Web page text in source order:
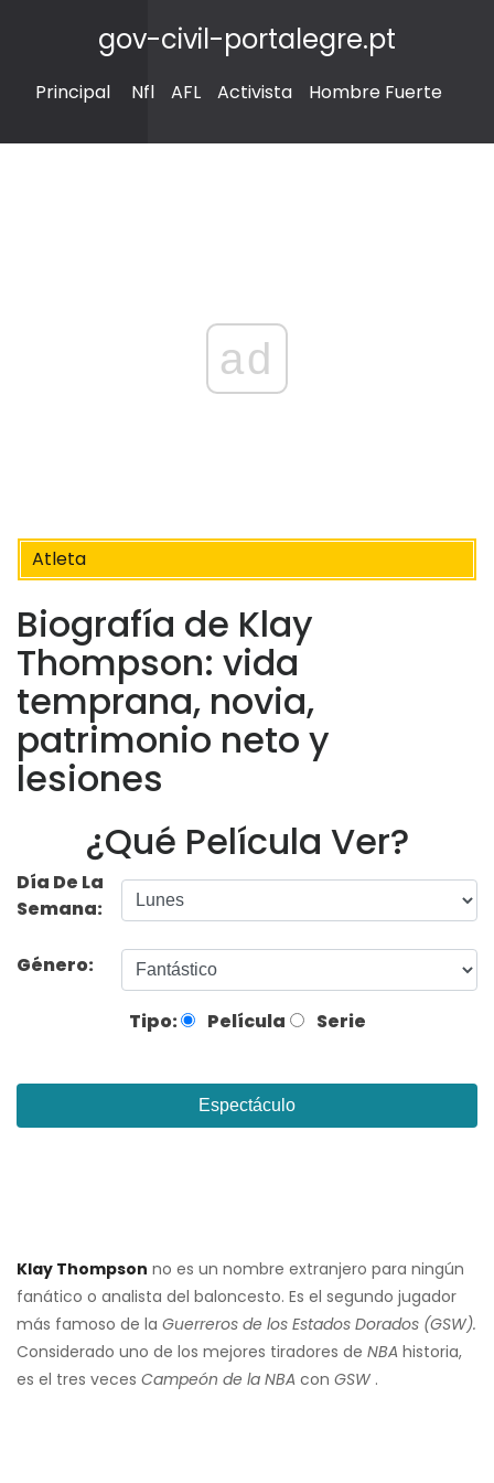
gov-civil-portalegre.pt
Principal Nfl AFL Activista Hombre Fuerte
ad
Atleta
Biografía de Klay
Thompson: vida
temprana, novia,
patrimonio neto y
lesiones
¿Qué Película Ver?
Día De La
Semana:
Género:
Tipo: Película Serie
Espectáculo
Klay Thompson no es un nombre extranjero para ningún
fanático o analista del baloncesto. Es el segundo jugador
más famoso de la Guerreros de los Estados Dorados (GSW).
Considerado uno de los mejores tiradores de NBA historia,
es el tres veces Campeón de la NBA con GSW .